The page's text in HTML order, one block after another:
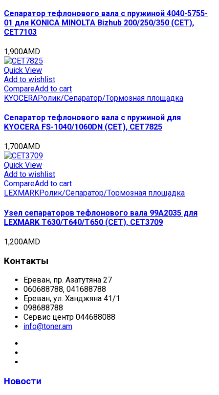
Сепаратор тефлонового вала с пружиной 4040-5755-
01 для KONICA MINOLTA Bizhub 200/250/350 (CET),
CET7103
1,900AMD
Quick View
Add to wishlist
CompareAdd to cart
KYOCERAРолик/Сепаратор/Тормозная площадка
Сепаратор тефлонового вала с пружиной для
KYOCERA FS-1040/1060DN (CET), CET7825
1,700AMD
Quick View
Add to wishlist
CompareAdd to cart
LEXMARKРолик/Сепаратор/Тормозная площадка
Узел сепараторов тефлонового вала 99A2035 для
LEXMARK T630/T640/T650 (CET), CET3709
1,200AMD
Контакты
Ереван, пр. Азатутяна 27
060688788, 041688788
Ереван, ул. Ханджяна 41/1
098688788
Сервис центр 044688088
info@toner.am
Новости